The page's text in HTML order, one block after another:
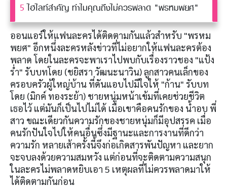
5ไฮไลท์สำคัญ ทำไมคุณถึงไม่ควรพลาด "พรหมพยศ"
ออนแอร์ให้แฟนละครได้ติดตามกันแล้วสำหรับ "พรหม
พยศ" อีกหนึ่งละครหลังข่าวที่ไม่อยากให้แฟนละครต้อง
พลาด โดยในละครจะพาเราไปพบกับเรื่องราวชอง "แป้ง
ร่ำ" รับบทโดย (ชยิสรา วัฒนะนาวิน) ลูกสาวคนเล็กของ
ครอบครัวผู้ใหญ่บ้าน ที่ดันแอบไปมีใจให้ "ก้าน" รับบท
โดย (มิกค์ ทองระย้า) ชายหนุ่มหน้าเข้มที่เคยช่วยชีวิต
เธอไว้ แต่มันก็เป็นไปไม่ได้ เมื่อเขาคือคนรักของ น้ำอบ พี่
สาว ขณะเดียวกันความรักของชายหนุ่มก็มีอุปสรรค เมื่อ
คนรักปันใจไปให้คนอื่นซึ่งมีฐานะและการงานที่ดีกว่า
ความรัก หลายเส้าครั้งนี้จึงก่อเกิดสารพันปัญหา และยาก
จะจบลงด้วยความสมหวัง แต่ก่อนที่จะติดตามความสนุก
ในละครไม่พลาดหยิบเอา 5 เหตุผลที่ไม่ควรพลาดมาให้
ได้ติดตามกันก่อน